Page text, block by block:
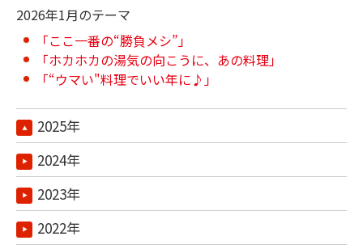
2026年1月のテーマ
「ここ一番の“勝負メシ”」
「ホカホカの湯気の向こうに、あの料理」
「“ウマい"料理でいい年に♪」
2025年
2024年
2023年
2022年